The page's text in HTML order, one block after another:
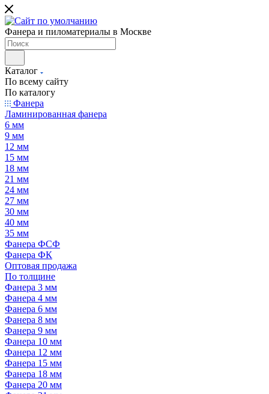
Фанера и пиломатериалы в Москве
Каталог
По всему сайту
По каталогу
Фанера
Ламинированная фанера
6 мм
9 мм
12 мм
15 мм
18 мм
21 мм
24 мм
27 мм
30 мм
40 мм
35 мм
Фанера ФСФ
Фанера ФК
Оптовая продажа
По толщине
Фанера 3 мм
Фанера 4 мм
Фанера 6 мм
Фанера 8 мм
Фанера 9 мм
Фанера 10 мм
Фанера 12 мм
Фанера 15 мм
Фанера 18 мм
Фанера 20 мм